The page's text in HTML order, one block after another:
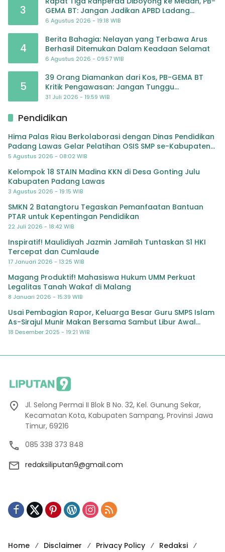
3
GEMA BT: Jangan Jadikan APBD Ladang
Pembiayaan yang Tak Perlu
6 Agustus 2026 - 19:18 WIB
4
Berita Bahagia: Nelayan yang Terbawa Arus
Berhasil Ditemukan Dalam Keadaan Selamat
6 Agustus 2026 - 09:57 WIB
5
39 Orang Diamankan dari Kos, PB-GEMA BT
Kritik Pengawasan: Jangan Tunggu
Masyarakat Bergerak Baru Negara Bertindak
31 Juli 2026 - 19:59 WIB
Pendidikan
Hima Palas Riau Berkolaborasi dengan Dinas Pendidikan
Padang Lawas Gelar Pelatihan OSIS SMP se-Kabupaten
Padang Lawas
5 Agustus 2026 - 08:02 WIB
Kelompok 18 STAIN Madina KKN di Desa Gonting Julu
Kabupaten Padang Lawas
3 Agustus 2026 - 19:15 WIB
SMKN 2 Batangtoru Tegaskan Pemanfaatan Bantuan
PTAR untuk Kepentingan Pendidikan
22 Juli 2026 - 18:42 WIB
Inspiratif! Maulidiyah Jazmin Jamilah Tuntaskan S1 HKI
Tercepat dan Cumlaude
17 Januari 2026 - 13:25 WIB
Magang Produktif! Mahasiswa Hukum UMM Perkuat
Legalitas Tanah Wakaf di Malang
8 Januari 2026 - 15:39 WIB
Usai Pembagian Rapor, Keluarga Besar Guru SMPS Islam
As-Sirajul Munir Makan Bersama Sambut Libur Awal
Semester
18 Desember 2025 - 19:21 WIB
Jl. Selong Permai II Blok B No. 32, Kel. Gunung Sekar,
Kecamatan Kota, Kabupaten Sampang, Provinsi Jawa
Timur, 69216
085 338 373 848
redaksiliputan9@gmail.com
Home Disclaimer Privacy Policy Redaksi